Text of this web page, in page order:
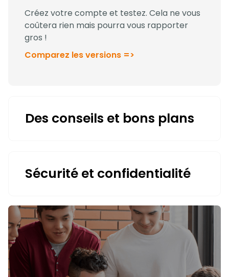
Créez votre compte et testez. Cela ne vous
coûtera rien mais pourra vous rapporter
gros !
Comparez les versions =>
Des conseils et bons plans
Sécurité et confidentialité